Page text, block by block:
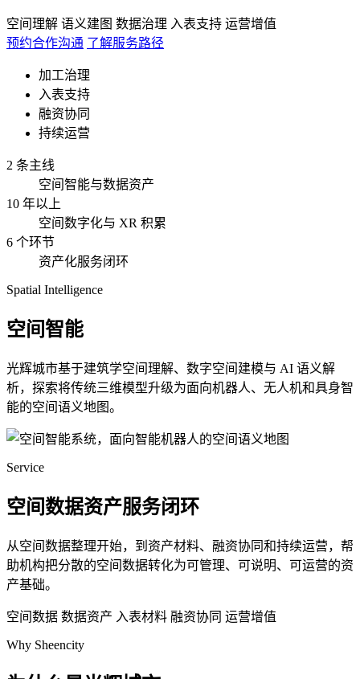
空间理解 语义建图 数据治理 入表支持 运营增值
预约合作沟通 了解服务路径
加工治理
入表支持
融资协同
持续运营
2 条主线
空间智能与数据资产
10 年以上
空间数字化与 XR 积累
6 个环节
资产化服务闭环
Spatial Intelligence
空间智能
光辉城市基于建筑学空间理解、数字空间建模与 AI 语义解
析，探索将传统三维模型升级为面向机器人、无人机和具身智
能的空间语义地图。
Service
空间数据资产服务闭环
从空间数据整理开始，到资产材料、融资协同和持续运营，帮
助机构把分散的空间数据转化为可管理、可说明、可运营的资
产基础。
空间数据 数据资产 入表材料 融资协同 运营增值
Why Sheencity